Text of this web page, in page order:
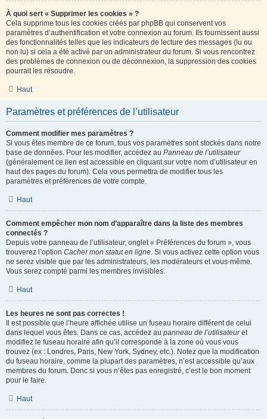
À quoi sert « Supprimer les cookies » ?
Cela supprime tous les cookies créés par phpBB qui conservent vos
paramètres d’authentification et votre connexion au forum. Ils fournissent aussi
des fonctionnalités telles que les indicateurs de lecture des messages (lu ou
non lu) si cela a été activé par un administrateur du forum. Si vous rencontrez
des problèmes de connexion ou de déconnexion, la suppression des cookies
pourrait les résoudre.
Haut
Paramètres et préférences de l’utilisateur
Comment modifier mes paramètres ?
Si vous êtes membre de ce forum, tous vos paramètres sont stockés dans notre
base de données. Pour les modifier, accédez au Panneau de l’utilisateur
(généralement ce lien est accessible en cliquant sur votre nom d’utilisateur en
haut des pages du forum). Cela vous permettra de modifier tous les
paramètres et préférences de votre compte.
Haut
Comment empêcher mon nom d’apparaître dans la liste des membres
connectés ?
Depuis votre panneau de l’utilisateur, onglet « Préférences du forum », vous
trouverez l’option Cacher mon statut en ligne. Si vous activez cette option vous
ne serez visible que par les administrateurs, les modérateurs et vous-même.
Vous serez compté parmi les membres invisibles.
Haut
Les heures ne sont pas correctes !
Il est possible que l’heure affichée utilise un fuseau horaire différent de celui
dans lequel vous êtes. Dans ce cas, accédez au panneau de l’utilisateuret
modifiez le fuseau horaire afin qu’il corresponde à la zone où vous vous
trouvez (ex : Londres, Paris, New York, Sydney, etc.). Notez que la modification
du fuseau horaire, comme la plupart des paramètres, n’est accessible qu’aux
membres du forum. Donc si vous n’êtes pas enregistré, c’est le bon moment
pour le faire.
Haut